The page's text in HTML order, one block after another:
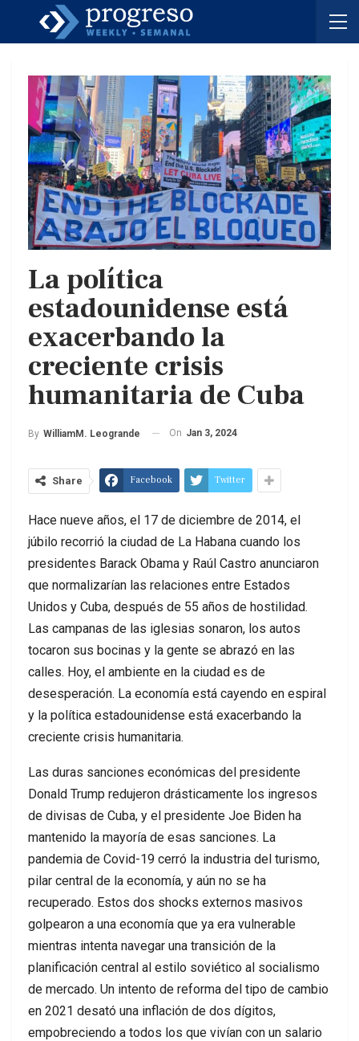
La política
estadounidense está
exacerbando la
creciente crisis
humanitaria de Cuba
By WilliamM. Leogrande On Jan 3, 2024
Share Facebook Twitter
Hace nueve años, el 17 de diciembre de 2014, el
júbilo recorrió la ciudad de La Habana cuando los
presidentes Barack Obama y Raúl Castro anunciaron
que normalizarían las relaciones entre Estados
Unidos y Cuba, después de 55 años de hostilidad.
Las campanas de las iglesias sonaron, los autos
tocaron sus bocinas y la gente se abrazó en las
calles. Hoy, el ambiente en la ciudad es de
desesperación. La economía está cayendo en espiral
y la política estadounidense está exacerbando la
creciente crisis humanitaria.
Las duras sanciones económicas del presidente
Donald Trump redujeron drásticamente los ingresos
de divisas de Cuba, y el presidente Joe Biden ha
mantenido la mayoría de esas sanciones. La
pandemia de Covid-19 cerró la industria del turismo,
pilar central de la economía, y aún no se ha
recuperado. Estos dos shocks externos masivos
golpearon a una economía que ya era vulnerable
mientras intenta navegar una transición de la
planificación central al estilo soviético al socialismo
de mercado. Un intento de reforma del tipo de cambio
en 2021 desató una inflación de dos dígitos,
empobreciendo a todos los que vivían con un salario